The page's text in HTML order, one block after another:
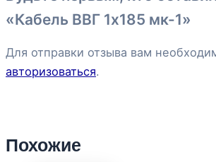
«Кабель ВВГ 1х185 мк-1»
Для отправки отзыва вам
авторизоваться.
Похожие